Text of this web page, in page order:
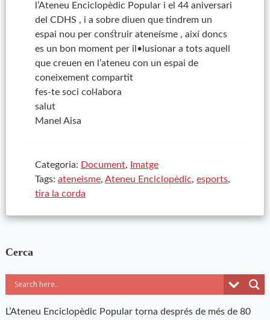
l’Ateneu Enciclopèdic Popular i el 44 aniversari
del CDHS , i a sobre diuen que tindrem un
espai nou per construir ateneísme , així doncs
es un bon moment per il•lusionar a tots aquell
que creuen en l’ateneu con un espai de
coneixement compartit
fes-te soci col·labora
salut
Manel Aisa
Categoria: Document,
Imatge
Tags: ateneisme, Ateneu Enciclopèdic, esports,
tira la corda
Cerca
L’Ateneu Enciclopèdic Popular torna després de més de 80